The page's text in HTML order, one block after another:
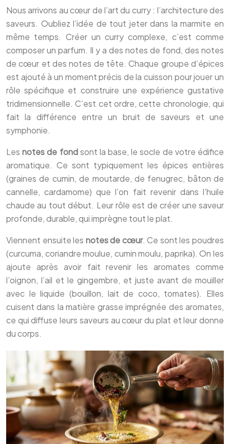
Nous arrivons au cœur de l’art du curry : l’architecture des
saveurs. Oubliez l’idée de tout jeter dans la marmite en
même temps. Créer un curry complexe, c’est comme
composer un parfum. Il y a des notes de fond, des notes
de cœur et des notes de tête. Chaque groupe d’épices
est ajouté à un moment précis de la cuisson pour jouer un
rôle spécifique et construire une expérience gustative
tridimensionnelle. C’est cet ordre, cette chronologie, qui
fait la différence entre un bruit de saveurs et une
symphonie.
Lesnotes de fondsont la base, le socle de votre édifice
aromatique. Ce sont typiquement les épices entières
(graines de cumin, de moutarde, de fenugrec, bâton de
cannelle, cardamome) que l’on fait revenir dans l’huile
chaude au tout début. Leur rôle est de créer une saveur
profonde, durable, qui imprègne tout le plat.
Viennent ensuite les notes de cœur. Ce sont les poudres
(curcuma, coriandre moulue, cumin moulu, paprika). On les
ajoute après avoir fait revenir les aromates comme
l’oignon, l’ail et le gingembre, et juste avant de mouiller
avec le liquide (bouillon, lait de coco, tomates). Elles
cuisent dans la matière grasse imprégnée des aromates,
ce qui diffuse leurs saveurs au cœur du plat et leur donne
du corps.